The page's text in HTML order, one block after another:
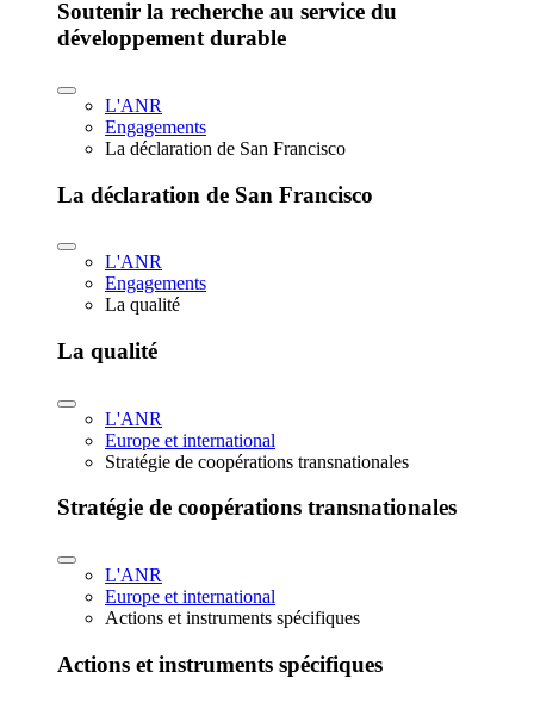
Soutenir la recherche au service du
développement durable
L'ANR
Engagements
La déclaration de San Francisco
La déclaration de San Francisco
L'ANR
Engagements
La qualité
La qualité
L'ANR
Europe et international
Stratégie de coopérations transnationales
Stratégie de coopérations transnationales
L'ANR
Europe et international
Actions et instruments spécifiques
Actions et instruments spécifiques